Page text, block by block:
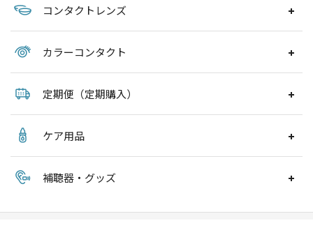
コンタクトレンズ
カラーコンタクト
定期便（定期購入）
ケア用品
補聴器・グッズ